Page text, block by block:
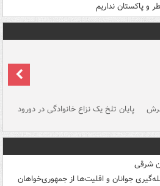
و پاکستان نداریم
پایان تلخ یک نزاع خانوادگی در دورود
شرقی
جوانان و اقلیت‌ها از جمهوری‌خواهان